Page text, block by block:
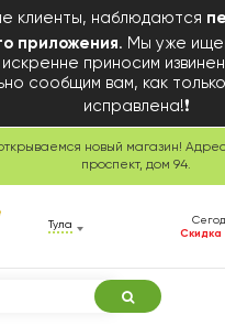
клиенты, наблюдаются
приложения. Мы уже
приносим
сообщим вам, как
исправлена!❗
новый магазин!
проспект, дом 94.
Тула
Скидка